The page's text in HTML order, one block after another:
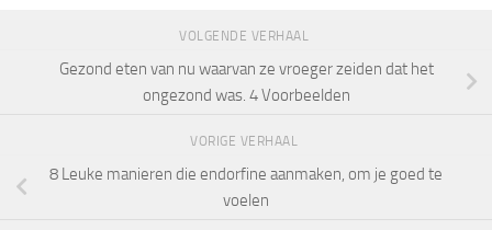
VOLGENDE VERHAAL
Gezond eten van nu waarvan ze vroeger zeiden dat het
ongezond was. 4 Voorbeelden
VORIGE VERHAAL
8 Leuke manieren die endorfine aanmaken, om je goed te
voelen